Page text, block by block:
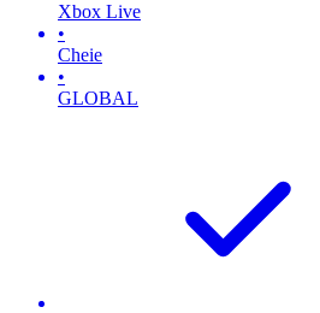
Xbox Live
•
Cheie
•
GLOBAL